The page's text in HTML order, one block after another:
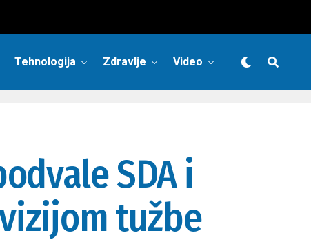
Tehnologija Zdravlje Video
SDA i
tužbe